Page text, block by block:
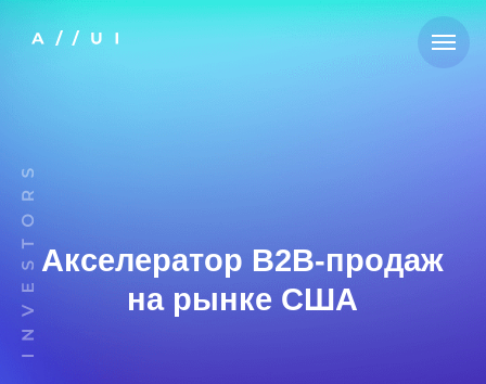
Акселератор B2B-продаж
Generative AI-